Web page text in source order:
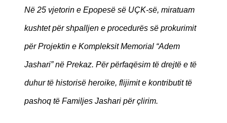
Në 25 vjetorin e Epopesë së UÇK-së, miratuam
kushtet për shpalljen e procedurës së prokurimit
për Projektin e Kompleksit Memorial “Adem
Jashari” në Prekaz. Për përfaqësim të drejtë e të
duhur të historisë heroike, flijimit e kontributit të
pashoq të Familjes Jashari për çlirim.